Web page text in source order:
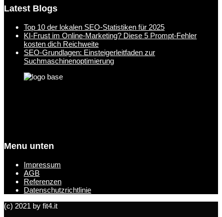
Latest Blogs
Top 10 der lokalen SEO-Statistiken für 2025
KI-Frust im Online-Marketing? Diese 5 Prompt-Fehler
kosten dich Reichweite
SEO-Grundlagen: Einsteigerleitfaden zur
Suchmaschinenoptimierung
Menu unten
Impressum
AGB
Referenzen
Datenschutzrichtlinie
(c) 2021 by fit4.it